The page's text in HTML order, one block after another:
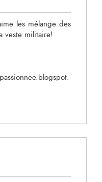
les mélange des
veste militaire!